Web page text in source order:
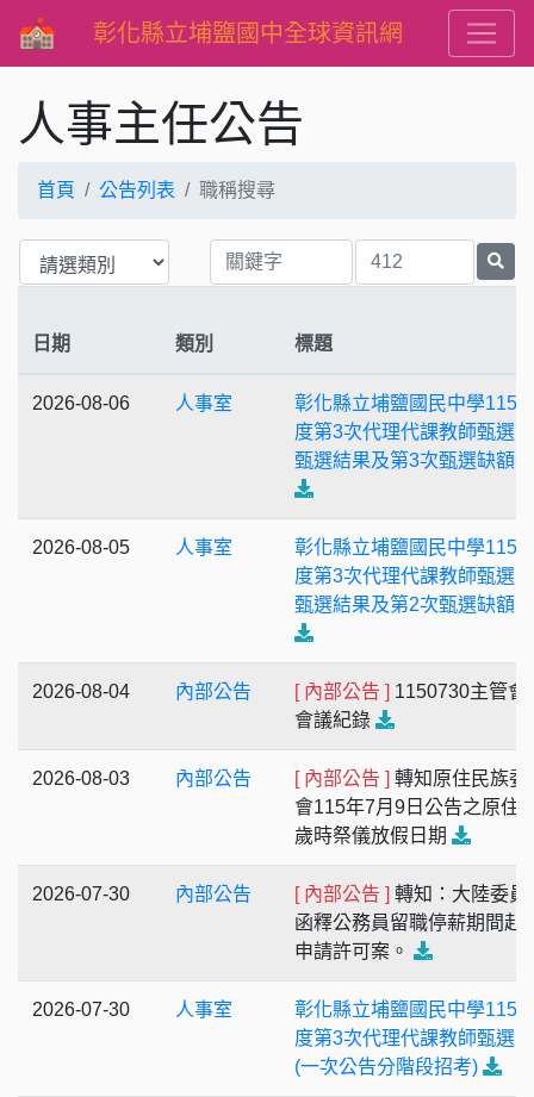
彰化縣立埔鹽國中全球資訊網
人事主任公告
首頁 公告列表 職稱搜尋
日期 類別 標題
2026-08-06 人事室
彰化縣立埔鹽國民中學115
度第3次代理代課教師甄選
甄選結果及第3次甄選缺額
2026-08-05 人事室
彰化縣立埔鹽國民中學115
度第3次代理代課教師甄選
甄選結果及第2次甄選缺額
2026-08-04 內部公告 [ 內部公告 ] 1150730主管會
會議紀錄
2026-08-03 內部公告 [ 內部公告 ] 轉知原住民族委
會115年7月9日公告之原住
歲時祭儀放假日期
2026-07-30 內部公告 [ 內部公告 ] 轉知：大陸委員
函釋公務員留職停薪期間赴
申請許可案。
2026-07-30 人事室
彰化縣立埔鹽國民中學115
度第3次代理代課教師甄選
(一次公告分階段招考)